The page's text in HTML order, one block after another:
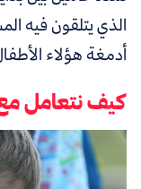
الذي يتلقون فيه
أدمغة هؤلاء
كيف نتعامل مع